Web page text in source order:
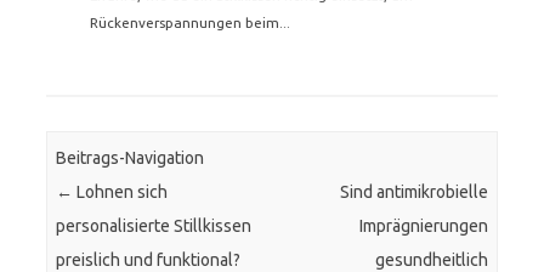
Rückenverspannungen beim...
Beitrags-Navigation
← Lohnen sich
personalisierte Stillkissen
preislich und funktional?
Sind antimikrobielle
Imprägnierungen
gesundheitlich